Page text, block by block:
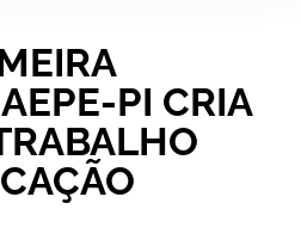
PI CRIA